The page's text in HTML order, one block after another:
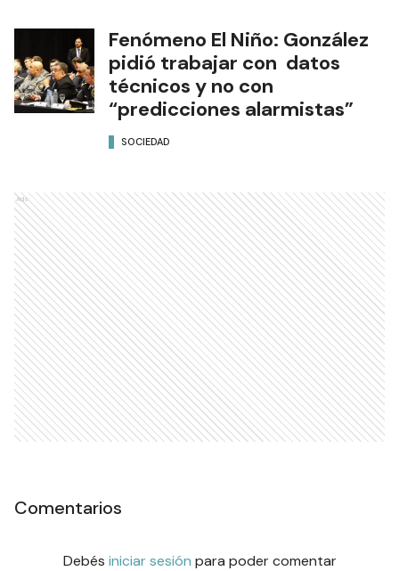
Fenómeno El Niño: González
pidió trabajar con datos
técnicos y no con
“predicciones alarmistas”
SOCIEDAD
Ads
Comentarios
Debés iniciar sesión para poder comentar